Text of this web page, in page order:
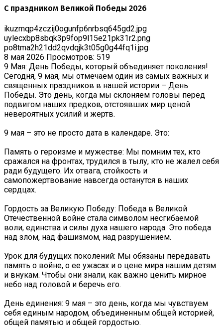
С праздником Великой Победы 2026
ikuzmqp4zczij0ogunfp6nrbsq645gd2.jpg
uylecxbp8sbqk3p9fop9l15e21pk31r2.png
po8tma2h21dd2qvdqjk3t05g0g44fq1i.jpg
8 мая 2026 Просмотров: 519
9 Мая: День Победы, который объединяет поколения!
Сегодня, 9 мая, мы отмечаем один из самых важных и
священных праздников в нашей истории – День
Победы. Это день, когда мы склоняем головы перед
подвигом наших предков, отстоявших мир ценой
невероятных усилий и жертв.
9 мая – это не просто дата в календаре. Это:
Память о героизме и мужестве: Мы помним тех, кто
сражался на фронтах, трудился в тылу, кто не жалел себя
ради будущего. Их отвага, стойкость и
самопожертвование навсегда останутся в наших
сердцах.
Гордость за Великую Победу: Победа в Великой
Отечественной войне стала символом несгибаемой
воли, единства и силы духа нашего народа. Это победа
над злом, над фашизмом, над разрушением.
Урок для будущих поколений: Мы обязаны передавать
память о войне, о ее ужасах и о цене мира нашим детям
и внукам. Чтобы они знали, как важно ценить мирное
небо над головой и беречь его.
День единения: 9 мая – это день, когда мы чувствуем
себя единым народом, объединенным общей историей,
общей памятью и общей гордостью.